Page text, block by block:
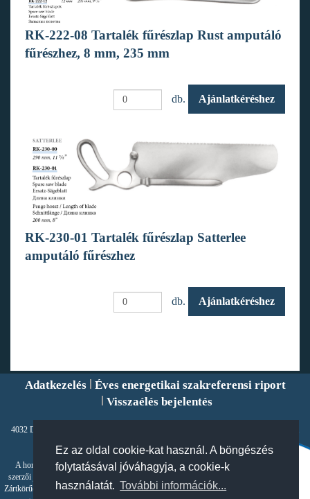
Ez az oldal cookie-kat használ. A böngészés
folytatásával jóváhagyja, a cookie-k
használatát. További információk...
RK-222-08 Tartalék fűrészlap Rust amputáló
fűrészhez, 8 mm, 235 mm
db. Ajánlatkéréshez
RK-230-01 Tartalék fűrészlap Satterlee
amputáló fűrészhez
db. Ajánlatkéréshez
Adatkezelés
Éves energetikai szakreferensi riport
Visszaélés bejelentés
4032 Debrecen, Füredi út 98., Magyarország Tel: +36 52 507-000 Fax: +36 52 520-581
© 2021 SUBAN Kéziműszer Hungary Zrt. - Minden jog fenntartva!
A honlapon található valamennyi tartalom szerzői jogi védelem alatt áll, azok a magyar
szerzői jogi törvény hatálya alá tartoznak, és jogosultként a SUBAN Kéziműszer Hungary
Zártkörűen Működő Részvénytársaságot illetik. A szerzői jogra vonatkozó jogszabályok által